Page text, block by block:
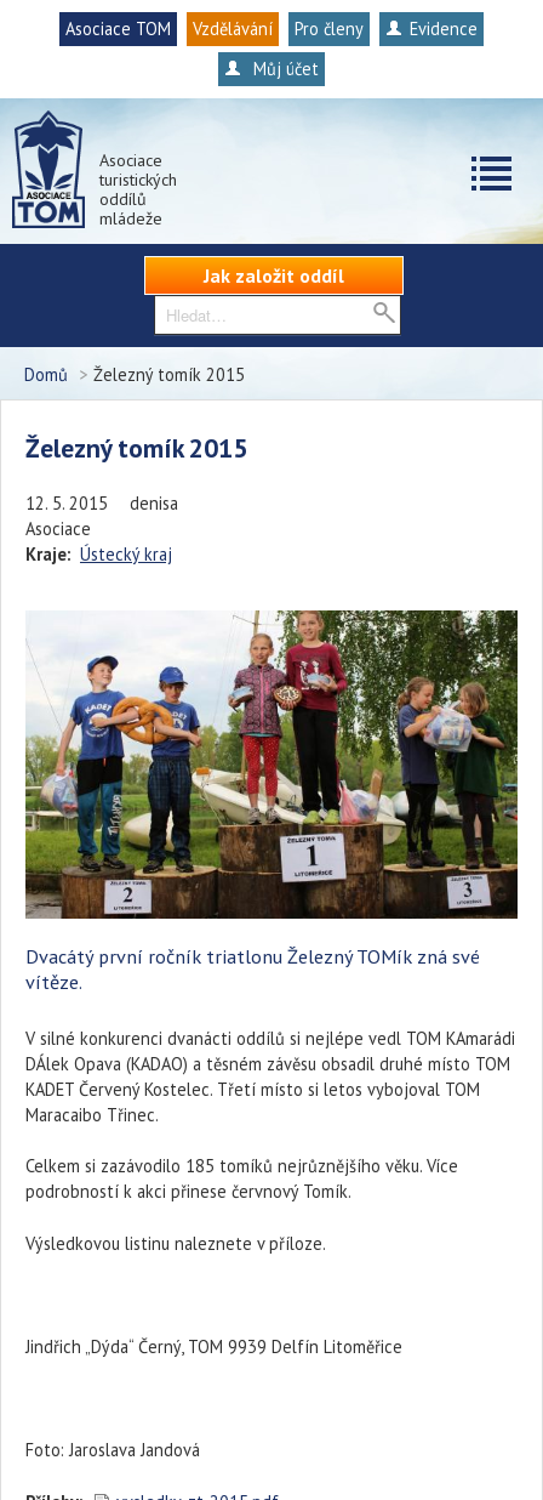
Asociace TOM Vzdělávání Pro členy
Evidence
Můj účet
Asociace
turistických
oddílů
mládeže
Jak založit oddíl
Domů > Železný tomík 2015
Železný tomík 2015
12. 5. 2015
denisa
Asociace
Kraje: Ústecký kraj
Dvacátý první ročník triatlonu Železný TOMík zná své
vítěze.
V silné konkurenci dvanácti oddílů si nejlépe vedl TOM KAmarádi
DÁlek Opava (KADAO) a těsném závěsu obsadil druhé místo TOM
KADET Červený Kostelec. Třetí místo si letos vybojoval TOM
Maracaibo Třinec.
Celkem si zazávodilo 185 tomíků nejrůznějšího věku. Více
podrobností k akci přinese červnový Tomík.
Výsledkovou listinu naleznete v příloze.
Jindřich „Dýda“ Černý, TOM 9939 Delfín Litoměřice
Foto: Jaroslava Jandová